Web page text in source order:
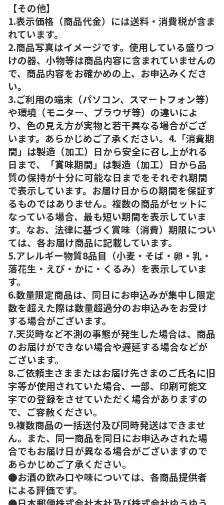
【その他】
1.表示価格（商品代金）には送料・消費税が含ま
れています。
2.商品写真はイメージです。使用している盛りつ
けの器、小物等は商品内容に含まれていませんの
で、商品内容をお確かめの上、お申込みくださ
い。
3.ご利用の端末（パソコン、スマートフォン等）
や環境（モニター、ブラウザ等）の違いによ
り、色の見え方が実物と若干異なる場合がござ
います。あらかじめご了承ください。4.「消費期
間」は製造（加工）日から安全に召し上がれる
日まで、「賞味期間」は製造（加工）日から品
質の保持が十分に可能な日までをそれぞれ期間
で表示しています。お届け日からの期間を保証す
るものではありません。複数の商品がセットに
なっている場合、最も短い期間を表示していま
す。なお、法律に基づく賞味（消費）期限につい
ては、各お届け商品に記載しています。
5.アレルギー物質8品目（小麦・そば・卵・乳・
落花生・えび・かに・くるみ）を表示していま
す。
6.数量限定商品は、同日にお申込みが集中し限定
数を超えた際は数量超過分のお申込みをお受け
する場合がございます。
7.天災時など不測の事態が発生した場合は、商品
のお届けができない場合や遅延する場合などが
ございます。
8.ご依頼主さままたはお届け先さまのご氏名に旧
字等が使用されていた場合、一部、印刷可能文
字での登録をさせていただく場合がありますの
で、ご容赦ください。
9.複数商品の一括送付及び同時発送はできませ
ん。また、同一商品を同日にお申込みされた場
合でもお届け日が異なる場合がございますので
あらかじめご了承ください。
●お酒の飲み口や味については、各商品提供者
による評価です。